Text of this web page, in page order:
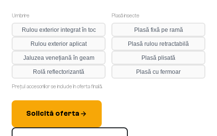
Umbrire
Rulou exterior integrat în toc
Rulou exterior aplicat
Jaluzea venețiană în geam
Rolă reflectorizantă
Plasă insecte
Plasă fixă pe ramă
Plasă rulou retractabilă
Plasă plisată
Plasă cu fermoar
Prețul accesoriilor se include în oferta finală.
Solicită oferta